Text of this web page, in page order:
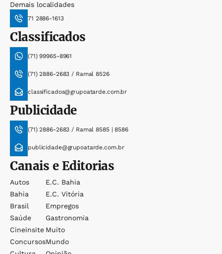
Demais localidades
71 2886-1613
Classificados
(71) 99965-8961
(71) 2886-2683 / Ramal 8526
classificados@grupoatarde.com.br
Publicidade
(71) 2886-2683 / Ramal 8585 | 8586
publicidade@grupoatarde.com.br
Canais e Editorias
Autos
Bahia
Brasil
Saúde
Cineinsite
Concursos
E.c. Bahia
E.c. Vitória
Empregos
Gastronomia
Muito
Mundo